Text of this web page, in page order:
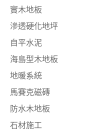
實木地板
滲透硬化地坪
自平水泥
海島型木地板
地暖系統
馬賽克磁磚
防水木地板
石材施工